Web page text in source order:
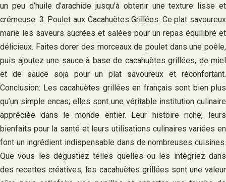
un peu d’huile d’arachide jusqu’à obtenir une texture lisse et
crémeuse. 3. Poulet aux Cacahuètes Grillées: Ce plat savoureux
marie les saveurs sucrées et salées pour un repas équilibré et
délicieux. Faites dorer des morceaux de poulet dans une poêle,
puis ajoutez une sauce à base de cacahuètes grillées, de miel
et de sauce soja pour un plat savoureux et réconfortant.
Conclusion: Les cacahuètes grillées en français sont bien plus
qu’un simple encas; elles sont une véritable institution culinaire
appréciée dans le monde entier. Leur histoire riche, leurs
bienfaits pour la santé et leurs utilisations culinaires variées en
font un ingrédient indispensable dans de nombreuses cuisines.
Que vous les dégustiez telles quelles ou les intégriez dans
des recettes créatives, les cacahuètes grillées sont une valeur